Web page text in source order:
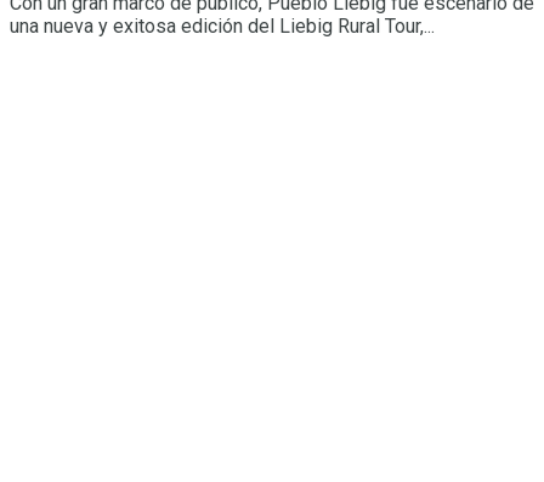
una nueva y exitosa edición del Liebig Rural Tour,...